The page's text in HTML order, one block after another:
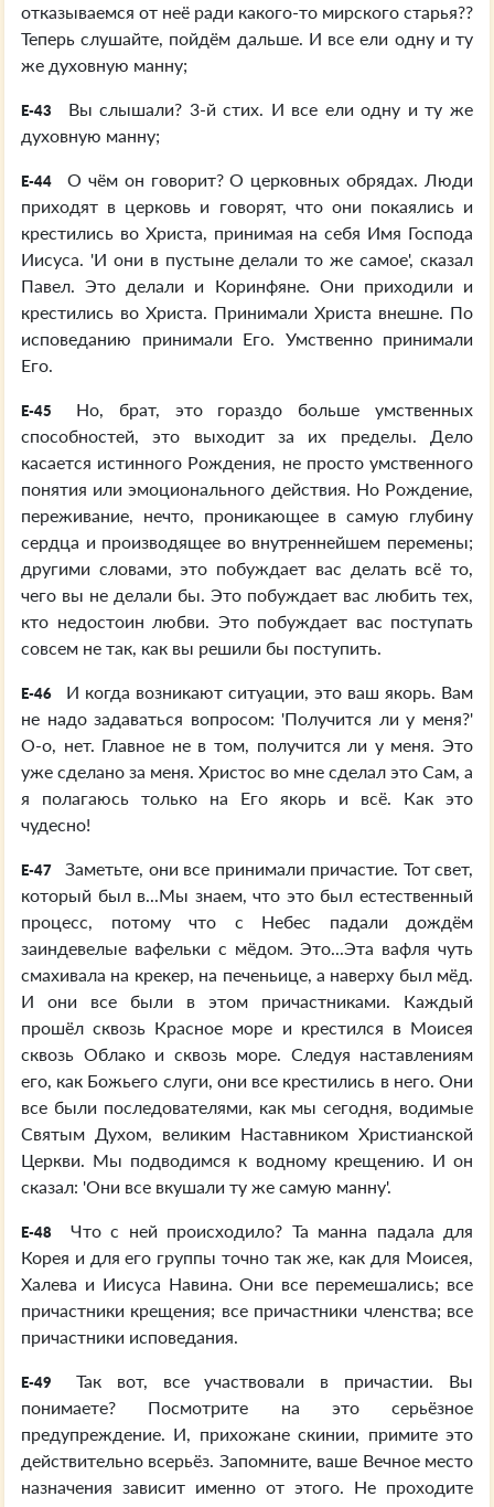
отказываемся от неё ради какого-то мирского старья??
Теперь слушайте, пойдём дальше. И все ели одну и ту
же духовную манну;
E-43
Вы слышали? 3-й стих. И все ели одну и ту же
духовную манну;
E-44
О чём он говорит? О церковных обрядах. Люди
приходят в церковь и говорят, что они покаялись и
крестились во Христа, принимая на себя Имя Господа
Иисуса. 'И они в пустыне делали то же самое', сказал
Павел. Это делали и Коринфяне. Они приходили и
крестились во Христа. Принимали Христа внешне. По
исповеданию принимали Его. Умственно принимали
Его.
E-45
Но, брат, это гораздо больше умственных
способностей, это выходит за их пределы. Дело
касается истинного Рождения, не просто умственного
понятия или эмоционального действия. Но Рождение,
переживание, нечто, проникающее в самую глубину
сердца и производящее во внутреннейшем перемены;
другими словами, это побуждает вас делать всё то,
чего вы не делали бы. Это побуждает вас любить тех,
кто недостоин любви. Это побуждает вас поступать
совсем не так, как вы решили бы поступить.
E-46
И когда возникают ситуации, это ваш якорь. Вам
не надо задаваться вопросом: 'Получится ли у меня?'
О-о, нет. Главное не в том, получится ли у меня. Это
уже сделано за меня. Христос во мне сделал это Сам, а
я полагаюсь только на Его якорь и всё. Как это
чудесно!
E-47
Заметьте, они все принимали причастие. Тот свет,
который был в...Мы знаем, что это был естественный
процесс, потому что с Небес падали дождём
заиндевелые вафельки с мёдом. Это...Эта вафля чуть
смахивала на крекер, на печеньице, а наверху был мёд.
И они все были в этом причастниками. Каждый
прошёл сквозь Красное море и крестился в Моисея
сквозь Облако и сквозь море. Следуя наставлениям
его, как Божьего слуги, они все крестились в него. Они
все были последователями, как мы сегодня, водимые
Святым Духом, великим Наставником Христианской
Церкви. Мы подводимся к водному крещению. И он
сказал: 'Они все вкушали ту же самую манну'.
E-48
Что с ней происходило? Та манна падала для
Корея и для его группы точно так же, как для Моисея,
Халева и Иисуса Навина. Они все перемешались; все
причастники крещения; все причастники членства; все
причастники исповедания.
E-49
Так вот, все участвовали в причастии. Вы
понимаете? Посмотрите на это серьёзное
предупреждение. И, прихожане скинии, примите это
действительно всерьёз. Запомните, ваше Вечное место
назначения зависит именно от этого. Не проходите